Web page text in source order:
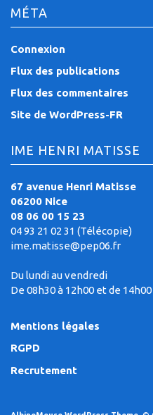
MÉTA
Connexion
Flux des publications
Flux des commentaires
Site de WordPress-FR
IME HENRI MATISSE
67 avenue Henri Matisse
06200 Nice
08 06 00 15 23
04 93 21 02 31 (Télécopie)
ime.matisse@pep06.fr
Du lundi au vendredi
De 08h30 à 12h00 et de
Mentions légales
RGPD
Recrutement